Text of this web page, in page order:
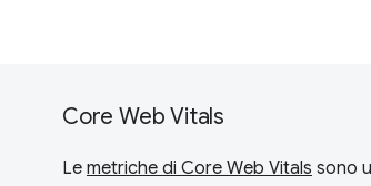
Core Web Vitals
Le metriche di Core Web Vitals sono